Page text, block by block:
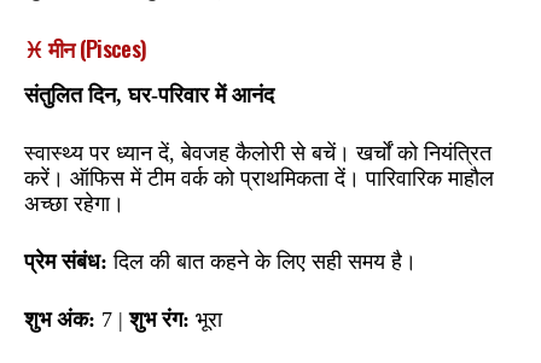
♓ मीन (Pisces)
संतुलित दिन, घर-परिवार में आनंद
स्वास्थ्य पर ध्यान दें, बेवजह कैलोरी से बचें। खर्चों को नियंत्रित
करें। ऑफिस में टीम वर्क को प्राथमिकता दें। पारिवारिक माहौल
अच्छा रहेगा।
प्रेम संबंध: दिल की बात कहने के लिए सही समय है।
शुभ अंक: 7 |शुभ रंग: भूरा